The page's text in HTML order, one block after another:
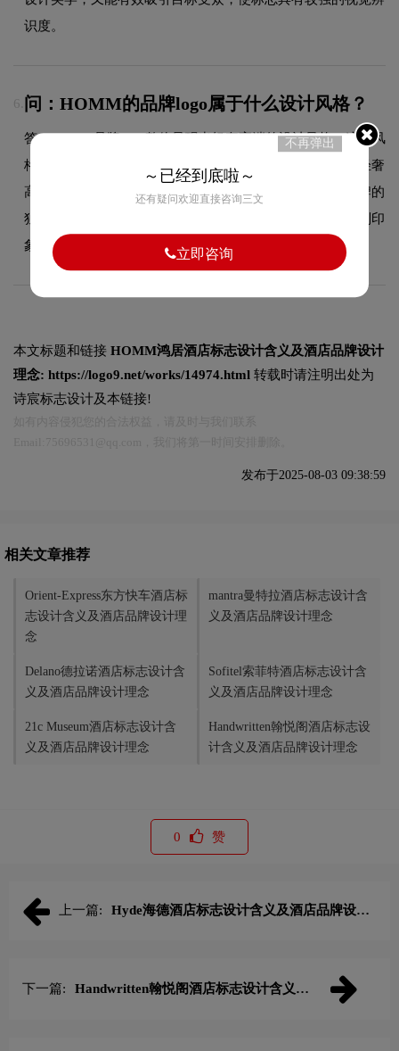
识度。
6. 问：HOMM的品牌logo属于什么设计风格？
答：HOMM品牌logo整体呈现出轻奢高端的设计风格。这种风
格在酒店领域具有较好的适用性，设计师在标志中融合了轻奢
高端的核心手法，既符合行业的一般审美特征，又突出品牌的
独特个性，能够在众多竞品中脱颖而出，给消费者留下深刻印
象。
本文标题和链接 HOMM鸿居酒店标志设计含义及酒店品牌设计
理念: https://logo9.net/works/14974.html 转载时请注明出处为
诗宸标志设计及本链接!
发布于2025-08-03 09:38:59
相关文章推荐
Orient-Express东方快车酒店标
志设计含义及酒店品牌设计理
念
mantra曼特拉酒店标志设计含
义及酒店品牌设计理念
Delano德拉诺酒店标志设计含
义及酒店品牌设计理念
Sofitel索菲特酒店标志设计含
义及酒店品牌设计理念
21c Museum酒店标志设计含
义及酒店品牌设计理念
Handwritten翰悦阁酒店标志设
计含义及酒店品牌设计理念
0 赞
上一篇:
Hyde海德酒店标志设计含义及酒店品牌设计
下一篇:
Handwritten翰悦阁酒店标志设计含义及
不再弹出
～已经到底啦～
还有疑问欢迎直接咨询三文
立即咨询